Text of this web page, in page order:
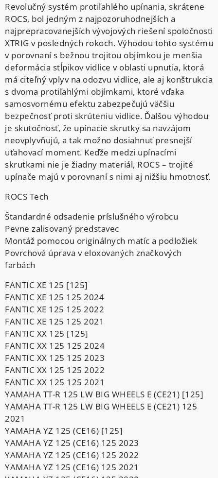
Revolučný systém protiľahlého upínania, skrátene
ROCS, bol jedným z najpozoruhodnejších a
najprepracovanejších vývojových riešení spoločnosti
XTRIG v posledných rokoch. Výhodou tohto systému
v porovnaní s bežnou trojitou objímkou je menšia
deformácia stĺpikov vidlice v oblasti upnutia, ktorá
má citeľný vplyv na odozvu vidlice, ale aj konštrukcia
s dvoma protiľahlými objímkami, ktoré vďaka
samosvornému efektu zabezpečujú väčšiu
bezpečnosť proti skrúteniu vidlice. Ďalšou výhodou
je skutočnosť, že upínacie skrutky sa navzájom
neovplyvňujú, a tak možno dosiahnuť presnejší
uťahovací moment. Keďže medzi upínacími
skrutkami nie je žiadny materiál, ROCS – trojité
upínače majú v porovnaní s nimi aj nižšiu hmotnosť.
ROCS Tech
Štandardné odsadenie príslušného výrobcu
Pevne zalisovaný predstavec
Montáž pomocou originálnych matíc a podložiek
Povrchová úprava v eloxovaných značkových
farbách
FANTIC XE 125 [125]
FANTIC XE 125 125 2024
FANTIC XE 125 125 2022
FANTIC XE 125 125 2021
FANTIC XX 125 [125]
FANTIC XX 125 125 2024
FANTIC XX 125 125 2023
FANTIC XX 125 125 2022
FANTIC XX 125 125 2021
YAMAHA TT-R 125 LW BIG WHEELS E (CE21) [125]
YAMAHA TT-R 125 LW BIG WHEELS E (CE21) 125
2021
YAMAHA YZ 125 (CE16) [125]
YAMAHA YZ 125 (CE16) 125 2023
YAMAHA YZ 125 (CE16) 125 2022
YAMAHA YZ 125 (CE16) 125 2021